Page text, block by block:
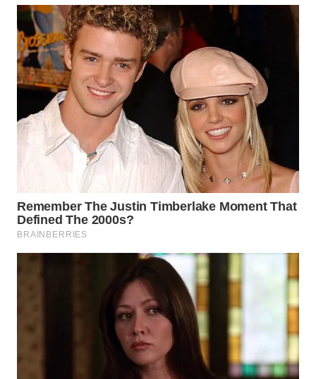
WAHANA
NEWS
WAHANA
TANI
WAHANA
ADVOKAT
WAHANA
INFRASTRUKTUR
WAHANA
WAHANA